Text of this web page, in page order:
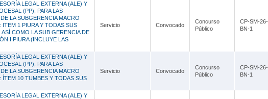
LEGAL EXTERNA (ALE) Y
(PP), PARA LAS
LA SUBGERENCIA MACRO
ITEM 1 PIURA Y TODAS SUS
COMO LA SUB GERENCIA DE
I PIURA (INCLUYE LAS
Servicio Convocado
Concurso
Público
CP-SM-
BN-1
LEGAL EXTERNA (ALE) Y
(PP), PARA LAS
LA SUBGERENCIA MACRO
ÍTEM 10 TUMBES Y TODAS SUS
Servicio Convocado
Concurso
Público
CP-SM-
BN-1
LEGAL EXTERNA (ALE) Y